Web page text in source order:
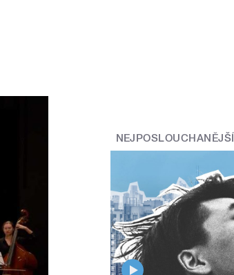
NEJPOSLOUCHANĚJŠÍ